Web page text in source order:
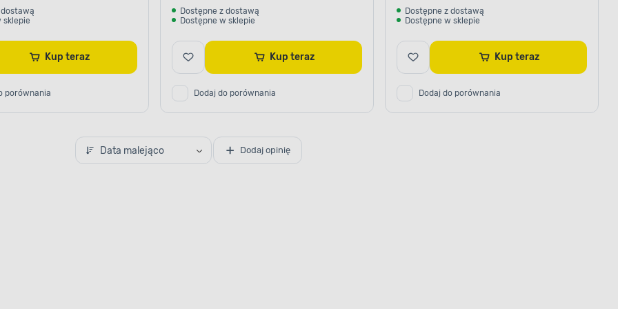
drewna
pozwoli Ci stworzyć
sposób będzie
śniegiem,
Zainwestuj
przez długi czas
stanem technicznym.
sklepie
Kup teraz
porównania
Dostępne z dostawą
Dostępne w sklepie
Kup teraz
Dodaj do porównania
Dostępne z dostawą
Dostępne w sklepie
Kup teraz
Dodaj do porównania
Data malejąco Dodaj opinię